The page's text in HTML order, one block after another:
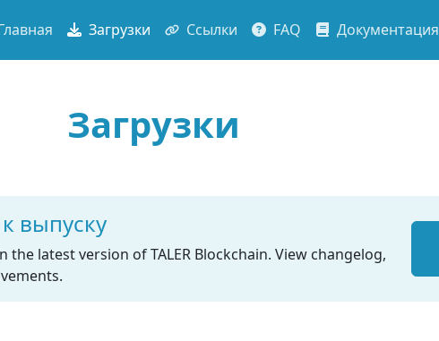
Загрузки Ссылки FAQ Документация
Загрузки
выпуску
latest version of TALER Blockchain. View changelog,